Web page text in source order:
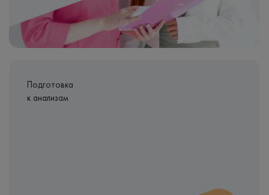
Подготовка
к анализам